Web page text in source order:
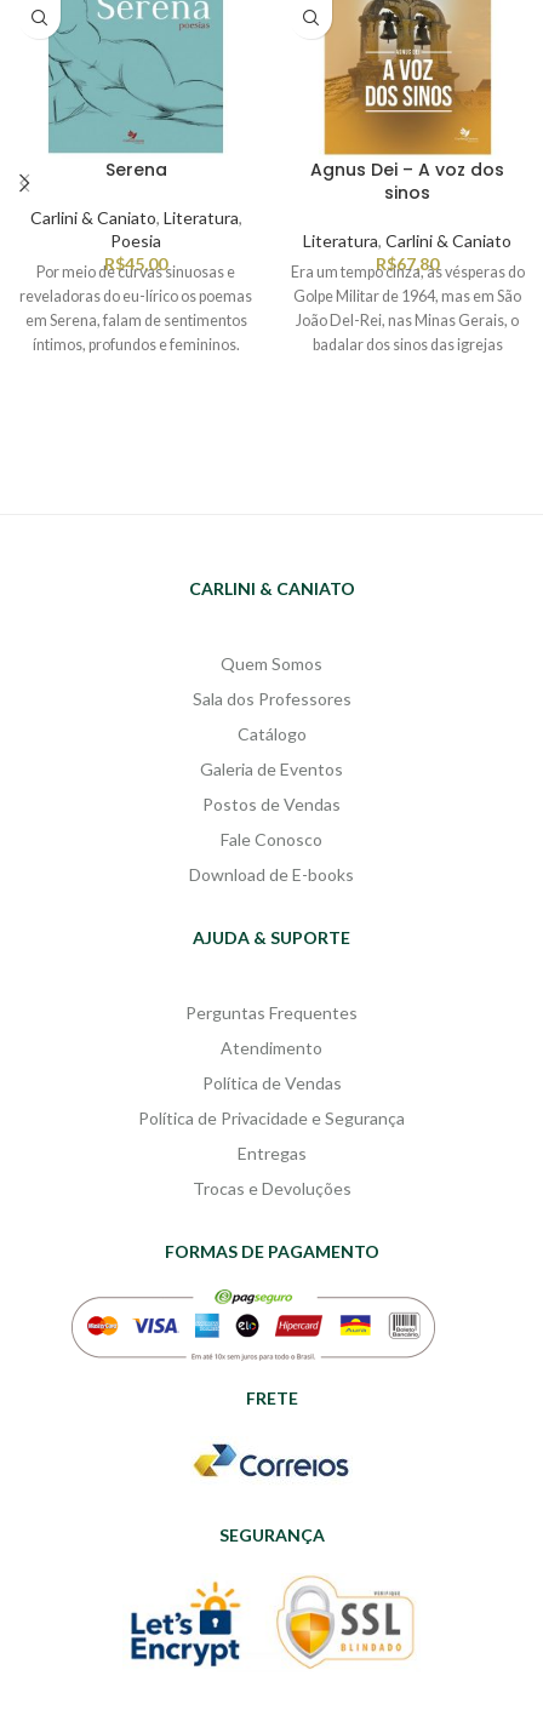
Serena
Carlini & Caniato, Literatura,
Poesia
R$45,00
Por meio de curvas sinuosas e
reveladoras do eu-lírico os poemas
em Serena, falam de sentimentos
íntimos, profundos e femininos.
Agnus Dei – A voz dos
sinos
Literatura, Carlini & Caniato
R$67,80
Era um tempo cinza, às vésperas do
Golpe Militar de 1964, mas em São
João Del-Rei, nas Minas Gerais, o
badalar dos sinos das igrejas
mortes, suspense e mistérios
em um cenário colonial que se
desfecho ilógico dos fantasmas de
uma antiga Ordem de Cavalaria
CARLINI & CANIATO
Quem Somos
Sala dos Professores
Catálogo
Galeria de Eventos
Postos de Vendas
Fale Conosco
Download de E-books
AJUDA & SUPORTE
Perguntas Frequentes
Atendimento
Política de Vendas
Política de Privacidade e Segurança
Entregas
Trocas e Devoluções
FORMAS DE PAGAMENTO
FRETE
SEGURANÇA